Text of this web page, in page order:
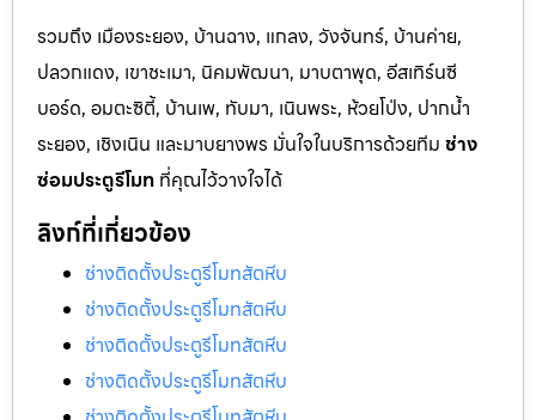
รวมถึง เมืองระยอง, บ้านฉาง, แกลง, วังจันทร์, บ้านค่าย,
ปลวกแดง, เขาชะเมา, นิคมพัฒนา, มาบตาพุด, อีสเทิร์นซี
บอร์ด, อมตะซิตี้, บ้านเพ, ทับมา, เนินพระ, ห้วยโป่ง, ปากน้ำ
ระยอง, เชิงเนิน และมาบยางพร มั่นใจในบริการด้วยทีม ช่าง
ซ่อมประตูรีโมท ที่คุณไว้วางใจได้
ลิงก์ที่เกี่ยวข้อง
ช่างติดตั้งประตูรีโมทสัตหีบ
ช่างติดตั้งประตูรีโมทสัตหีบ
ช่างติดตั้งประตูรีโมทสัตหีบ
ช่างติดตั้งประตูรีโมทสัตหีบ